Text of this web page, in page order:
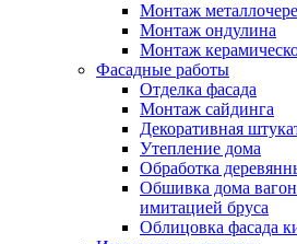
Монтаж
Монтаж ондулина
Монтаж
Фасадные работы
Отделка фасада
Монтаж сайдинга
Декоративная
Утепление дома
Обработка
Обшивка дома
имитацией бруса
Облицовка фасада